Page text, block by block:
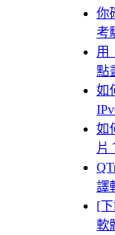
你
考
用
點
如
如
片
譯
[
軟